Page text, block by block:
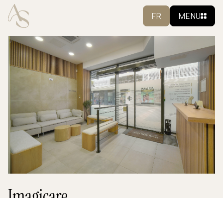
FR MENU